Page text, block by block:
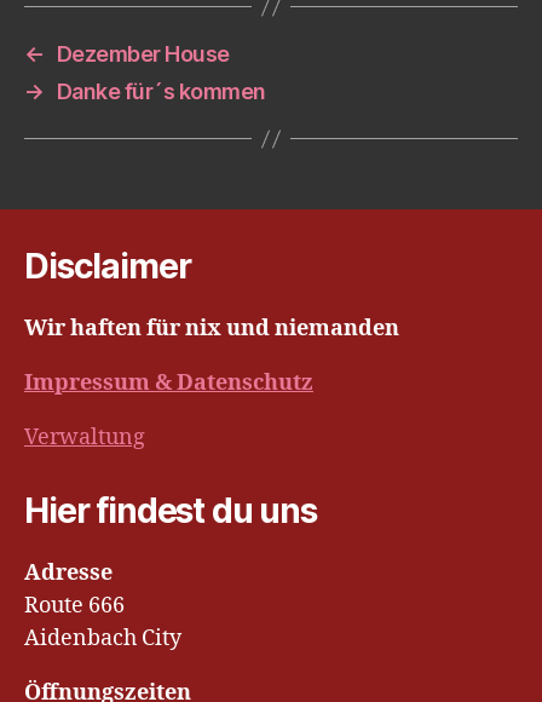
←
Dezember House
→
Danke für´s kommen
Disclaimer
Wir haften für nix und niemanden
Impressum & Datenschutz
Verwaltung
Hier findest du uns
Adresse
Route 666
Aidenbach City
Öffnungszeiten